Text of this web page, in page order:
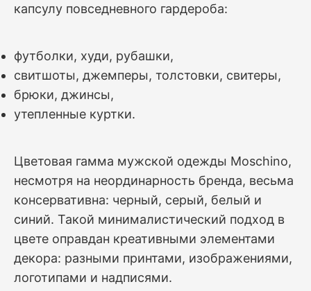
капсулу повседневного гардероба:
футболки, худи, рубашки,
свитшоты, джемперы, толстовки, свитеры,
брюки, джинсы,
утепленные куртки.
Цветовая гамма мужской одежды Moschino,
несмотря на неординарность бренда, весьма
консервативна: черный, серый, белый и
синий. Такой минималистический подход в
цвете оправдан креативными элементами
декора: разными принтами, изображениями,
логотипами и надписями.